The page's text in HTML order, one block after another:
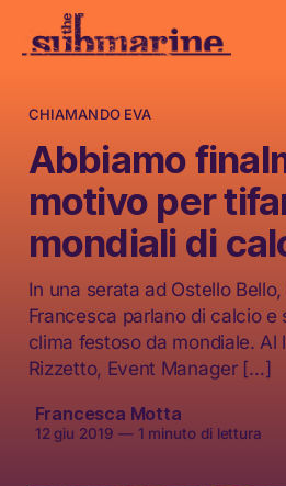
CHIAMANDO EVA
Abbiamo
motivo per
mondiali di
In una serata ad Ostello
Francesca parlano di calcio e
clima festoso da mondiale. Al
Rizzetto, Event Manager […]
Francesca Motta
12 giu 2019 —1 minuto di lettura